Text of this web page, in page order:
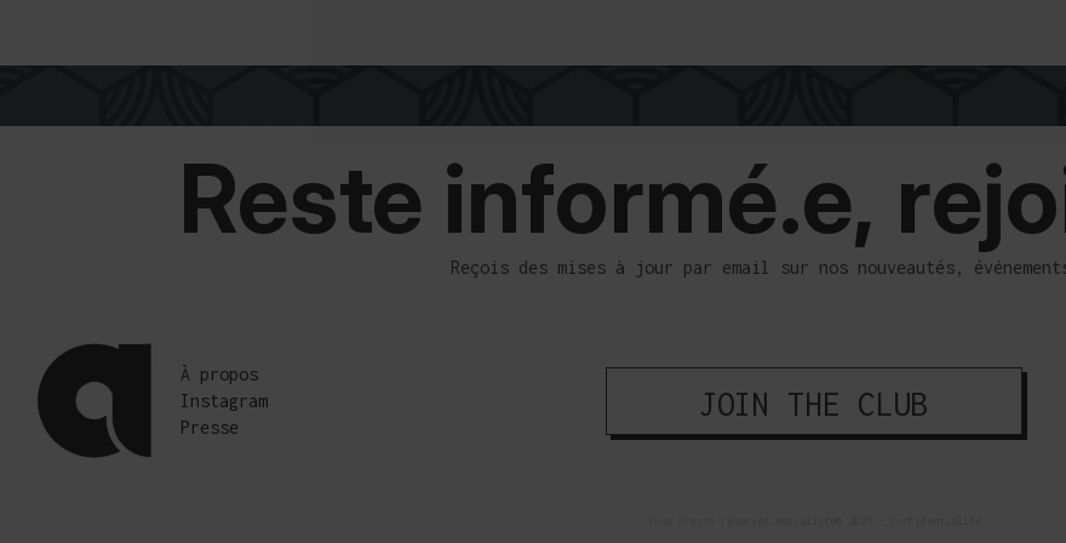
Reste informé.e,
Reçois des mises à jour par email sur nos nouveautés,
À propos
Instagram
Presse
JOIN THE CLUB